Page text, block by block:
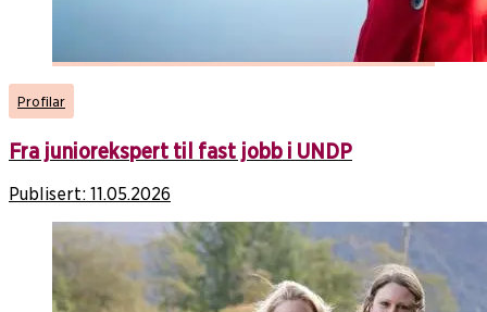
Profilar
Fra juniorekspert til fast jobb i UNDP
Publisert: 11.05.2026